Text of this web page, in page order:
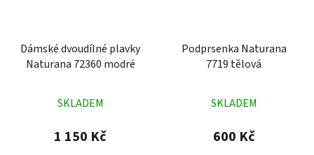
Dámské dvoudílné plavky
Naturana 72360 modré
hodnocení
produktu
SKLADEM
1 150 Kč
Podprsenka Naturana
7719 tělová
hodnocení
produktu
SKLADEM
600 Kč